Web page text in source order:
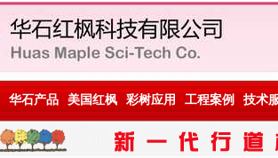
华石产品 美国红枫 彩树应用 工程案例 技术